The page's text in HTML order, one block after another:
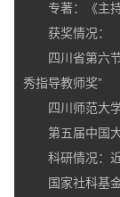
专著：《主
获奖情况：
四川省第六
秀指导教师奖”
四川师范大
第五届中国
科研情况：
国家社科基